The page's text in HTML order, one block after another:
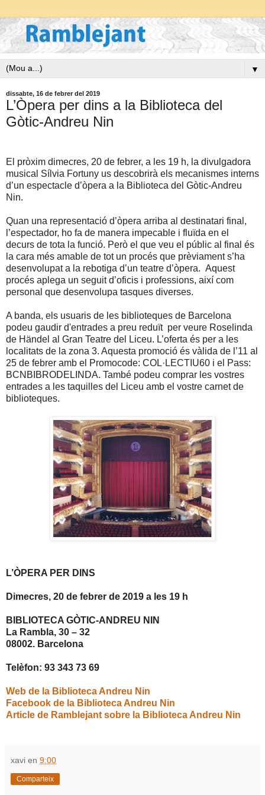
▼
dissabte, 16 de febrer del 2019
L’Òpera per dins a la Biblioteca del
Gòtic-Andreu Nin
El pròxim dimecres, 20 de febrer, a les 19 h, la divulgadora
musical Sílvia Fortuny us descobrirà els mecanismes interns
d’un espectacle d’òpera a la Biblioteca del Gòtic-Andreu
Nin.
Quan una representació d’òpera arriba al destinatari final,
l’espectador, ho fa de manera impecable i fluïda en el
decurs de tota la funció. Però el que veu el públic al final és
la cara més amable de tot un procés que prèviament s’ha
desenvolupat a la rebotiga d’un teatre d’òpera. Aquest
procés aplega un seguit d’oficis i professions, així com
personal que desenvolupa tasques diverses.
A banda, els usuaris de les biblioteques de Barcelona
podeu gaudir d'entrades a preu reduït per veure Roselinda
de Händel al Gran Teatre del Liceu. L’oferta és per a les
localitats de la zona 3. Aquesta promoció és vàlida de l’11 al
25 de febrer amb el Promocode: COL·LECTIU60 i el Pass:
BCNBIBRODELINDA. També podeu comprar les vostres
entrades a les taquilles del Liceu amb el vostre carnet de
biblioteques.
L’ÒPERA PER DINS
Dimecres, 20 de febrer de 2019 a les 19 h
BIBLIOTECA GÒTIC-ANDREU NIN
La Rambla, 30 – 32
08002. Barcelona
Telèfon: 93 343 73 69
Web de la Biblioteca Andreu Nin
Facebook de la Biblioteca Andreu Nin
Article de Ramblejant sobre la Biblioteca Andreu Nin
xavi en 9:00
Comparteix